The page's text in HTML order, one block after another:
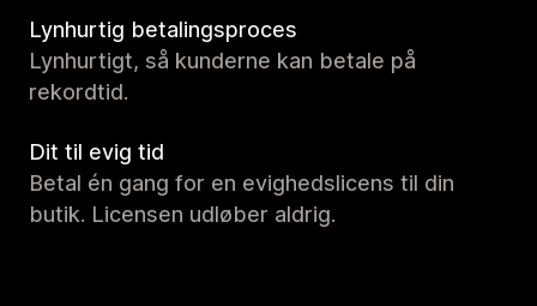
Lynhurtig betalingsproces
Lynhurtigt, så kunderne kan betale på
rekordtid.
Dit til evig tid
Betal én gang for en evighedslicens til din
butik. Licensen udløber aldrig.